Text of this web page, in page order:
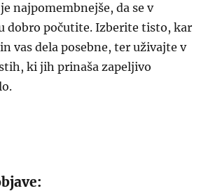
najpomembnejše, da se v
dobro počutite. Izberite tisto, kar
vas dela posebne, ter uživajte v
ki jih prinaša zapeljivo